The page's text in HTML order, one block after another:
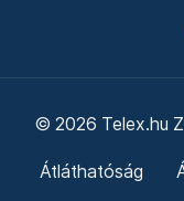
© 2026 Telex.hu
Átláthatóság